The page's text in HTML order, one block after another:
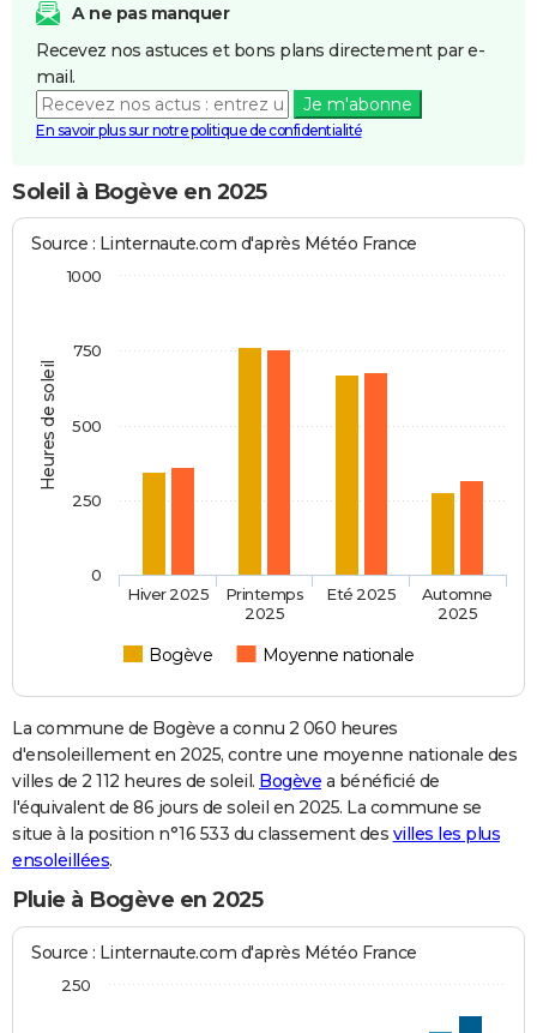
A ne pas manquer
Recevez nos astuces et bons plans directement par e-
mail.
Je m'abonne
En savoir plus sur notre politique de confidentialité
Soleil à Bogève en 2025
Heures de soleil
Source : Linternaute.com d'après Météo France
Bogève Moyenne nationale
Hiver 2025
Printemps
2025
Eté 2025
Automne
2025
0
1000
250
500
750
La commune de Bogève a connu 2 060 heures
d'ensoleillement en 2025, contre une moyenne nationale des
villes de 2 112 heures de soleil. Bogève a bénéficié de
l'équivalent de 86 jours de soleil en 2025. La commune se
situe à la position n°16 533 du classement des villes les plus
ensoleillées.
Pluie à Bogève en 2025
Source : Linternaute.com d'après Météo France
250